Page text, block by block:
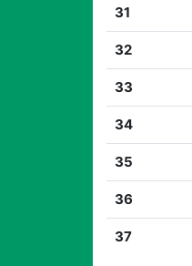
31
32
33
34
35
36
37